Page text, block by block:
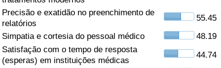
Precisão e exatidão no preenchimento de
relatórios
55.45
Simpatia e cortesia do pessoal médico
48.19
Satisfação com o tempo de resposta
(esperas) em instituições médicas
44.74
Indicador de Saúde (Atual)
Indicador de Saúde